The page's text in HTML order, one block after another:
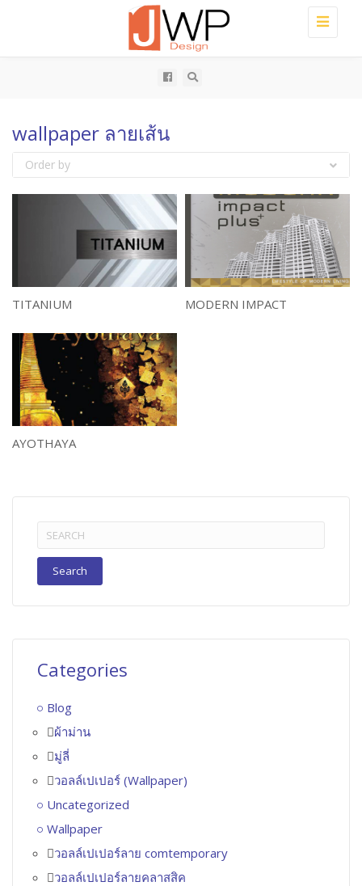
Toggle
wallpaper ลายเส้น
Order by
TITANIUM MODERN IMPACT
AYOTHAYA
Search
for:
Categories
Blog
ผ้าม่าน
มู่ลี่
วอลล์เปเปอร์ (Wallpaper)
Uncategorized
Wallpaper
วอลล์เปเปอร์ลาย comtemporary
วอลล์เปเปอร์ลายคลาสสิค